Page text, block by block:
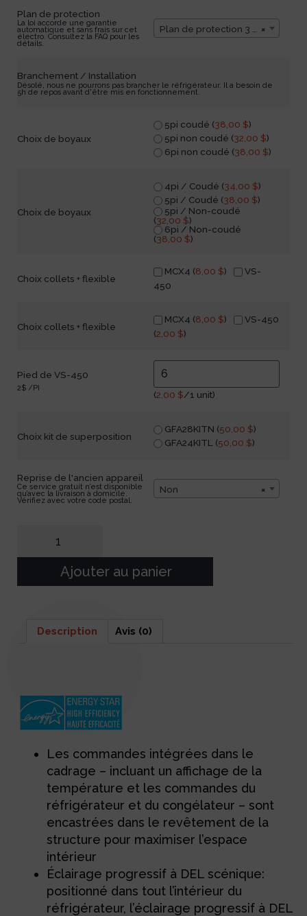
Plan de protection
La loi accorde une garantie
automatique et sans frais sur cet
électro. Consultez la FAQ pour les
détails.
×
Plan de protection 3 ans
Branchement / Installation
Désolé, nous ne pourrons pas brancher le réfrigérateur. Il a besoin de
5h de repos avant d'être mis en fonctionnement.
Choix de boyaux
5pi coudé (38,00 $)
5pi non coudé (32,00 $)
6pi non coudé (38,00 $)
Choix de boyaux
4pi / Coudé (34,00 $)
5pi / Coudé (38,00 $)
5pi / Non-coudé
(32,00 $)
6pi / Non-coudé
(38,00 $)
Choix collets + flexible
MCX4 (8,00 $)
VS-
450
Choix collets + flexible
MCX4 (8,00 $)
VS-450
(2,00 $)
Pied de VS-450
2$ /PI
(2,00 $/1 unit)
Choix kit de superposition
GFA28KITN (50,00 $)
GFA24KITL (50,00 $)
Reprise de l'ancien appareil
Ce service gratuit n’est disponible
qu’avec la livraison à domicile.
Vérifiez avec votre code postal.
×
Non
Ajouter au panier
Description Avis (0)
Les commandes intégrées dans le
cadrage – incluant un affichage de la
température et les commandes du
réfrigérateur et du congélateur – sont
encastrées dans le revêtement de la
structure pour maximiser l’espace
intérieur
Éclairage progressif à DEL scénique:
positionné dans tout l’intérieur du
réfrigérateur, l’éclairage progressif à DEL